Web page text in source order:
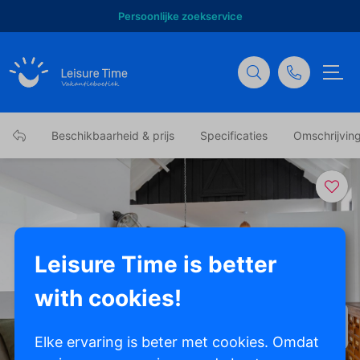
Persoonlijke zoekservice
Beschikbaarheid & prijs Specificaties
Leisure Time is better
with cookies!
Elke ervaring is beter met cookies. Omdat